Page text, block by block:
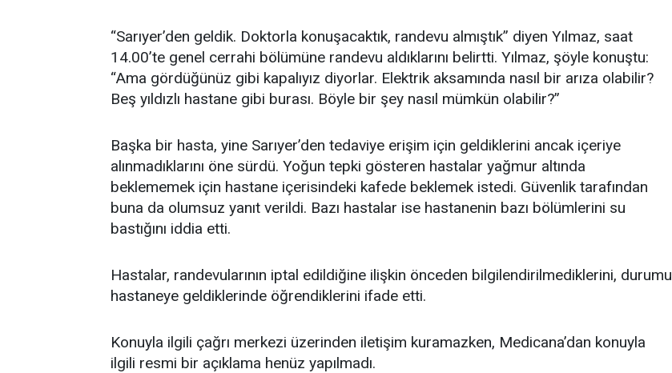
“Sarıyer’den geldik. Doktorla konuşacaktık, randevu almıştık” diyen Yılmaz, saat
14.00’te genel cerrahi bölümüne randevu aldıklarını belirtti. Yılmaz, şöyle konuştu:
“Ama gördüğünüz gibi kapalıyız diyorlar. Elektrik aksamında nasıl bir arıza olabilir?
Beş yıldızlı hastane gibi burası. Böyle bir şey nasıl mümkün olabilir?”
Başka bir hasta, yine Sarıyer’den tedaviye erişim için geldiklerini ancak içeriye
alınmadıklarını öne sürdü. Yoğun tepki gösteren hastalar yağmur altında
beklememek için hastane içerisindeki kafede beklemek istedi. Güvenlik tarafından
buna da olumsuz yanıt verildi. Bazı hastalar ise hastanenin bazı bölümlerini su
bastığını iddia etti.
Hastalar, randevularının iptal edildiğine ilişkin önceden bilgilendirilmediklerini, durumu
hastaneye geldiklerinde öğrendiklerini ifade etti.
Konuyla ilgili çağrı merkezi üzerinden iletişim kuramazken, Medicana’dan konuyla
ilgili resmi bir açıklama henüz yapılmadı.